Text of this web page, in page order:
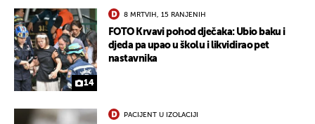
14
8 MRTVIH, 15 RANJENIH
FOTO Krvavi pohod dječaka: Ubio baku i
djeda pa upao u školu i likvidirao pet
nastavnika
PACIJENT U IZOLACIJI